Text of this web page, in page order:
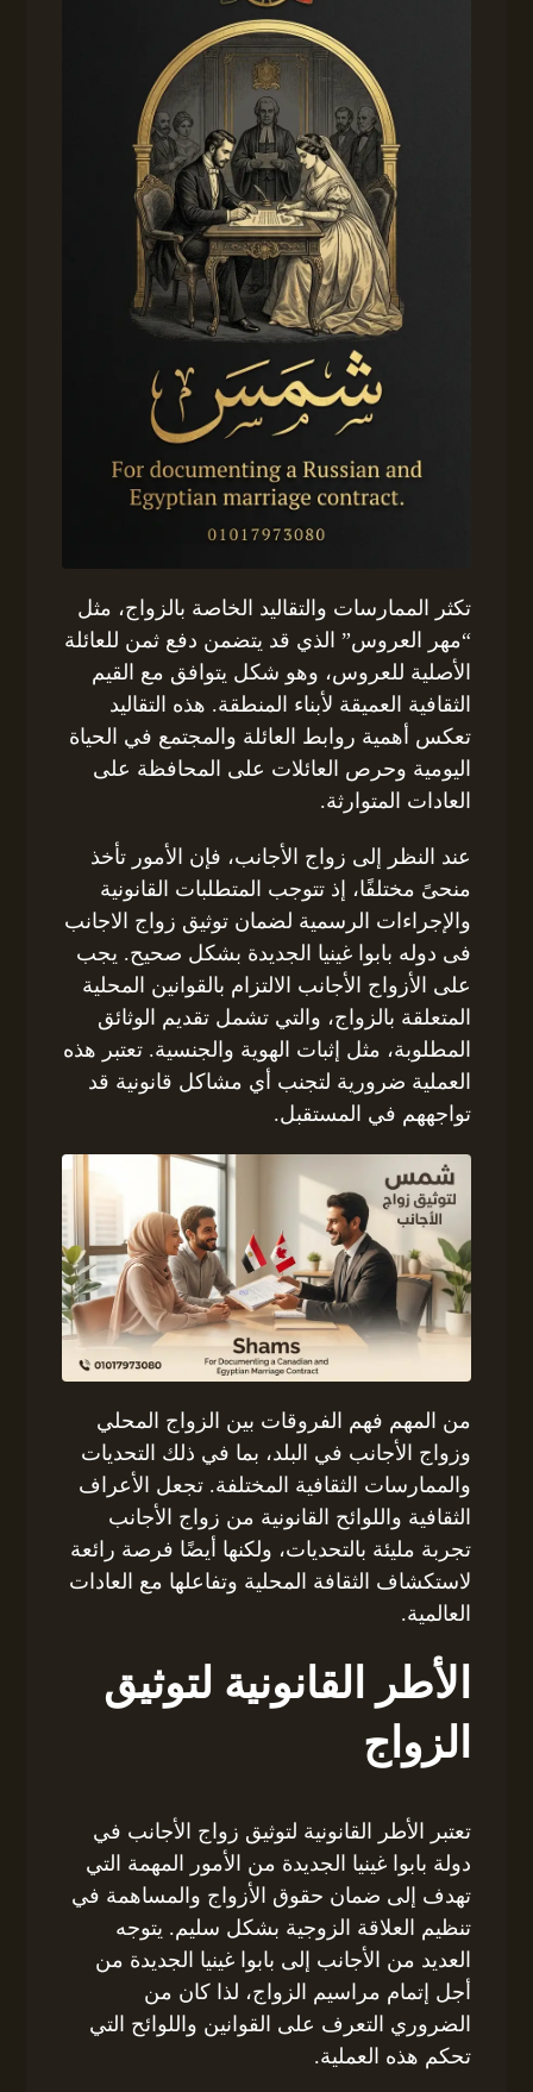
تكثر الممارسات والتقاليد الخاصة بالزواج، مثل
“مهر العروس” الذي قد يتضمن دفع ثمن للعائلة
الأصلية للعروس، وهو شكل يتوافق مع القيم
الثقافية العميقة لأبناء المنطقة. هذه التقاليد
تعكس أهمية روابط العائلة والمجتمع في الحياة
اليومية وحرص العائلات على المحافظة على
العادات المتوارثة.
عند النظر إلى زواج الأجانب، فإن الأمور تأخذ
منحىً مختلفًا، إذ تتوجب المتطلبات القانونية
والإجراءات الرسمية لضمان توثيق زواج الاجانب
فى دوله بابوا غينيا الجديدة بشكل صحيح. يجب
على الأزواج الأجانب الالتزام بالقوانين المحلية
المتعلقة بالزواج، والتي تشمل تقديم الوثائق
المطلوبة، مثل إثبات الهوية والجنسية. تعتبر هذه
العملية ضرورية لتجنب أي مشاكل قانونية قد
تواجههم في المستقبل.
من المهم فهم الفروقات بين الزواج المحلي
وزواج الأجانب في البلد، بما في ذلك التحديات
والممارسات الثقافية المختلفة. تجعل الأعراف
الثقافية واللوائح القانونية من زواج الأجانب
تجربة مليئة بالتحديات، ولكنها أيضًا فرصة رائعة
لاستكشاف الثقافة المحلية وتفاعلها مع العادات
العالمية.
الأطر القانونية لتوثيق
الزواج
تعتبر الأطر القانونية لتوثيق زواج الأجانب في
دولة بابوا غينيا الجديدة من الأمور المهمة التي
تهدف إلى ضمان حقوق الأزواج والمساهمة في
تنظيم العلاقة الزوجية بشكل سليم. يتوجه
العديد من الأجانب إلى بابوا غينيا الجديدة من
أجل إتمام مراسيم الزواج، لذا كان من
الضروري التعرف على القوانين واللوائح التي
تحكم هذه العملية.